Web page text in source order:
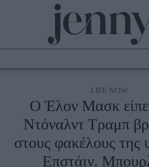
Culture
Fashion
Shopping
Styling Tips
Fashion News
LIFE NOW
Ο Έλον Μασκ
Ντόναλντ Τραμπ
στους φακέλους της
Επστάιν.